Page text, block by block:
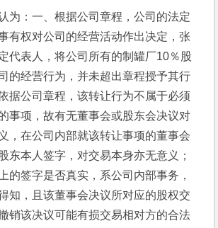
为：一、根据公司章程，公司的法定
有权对公司的经营活动作出决定，张
代表人，将公司所有的制罐厂10％股
的经营行为，并未超出章程授予其行
据公司章程，该转让行为不属于必须
事项，故有无董事会或股东会决议对
，在公司内部就该转让事项的董事会
东本人签字，对交易本身亦无意义；
的签字是否真实，系公司内部事务，
知，且该董事会决议所对应的股权交
销该决议可能有损交易相对方的合法